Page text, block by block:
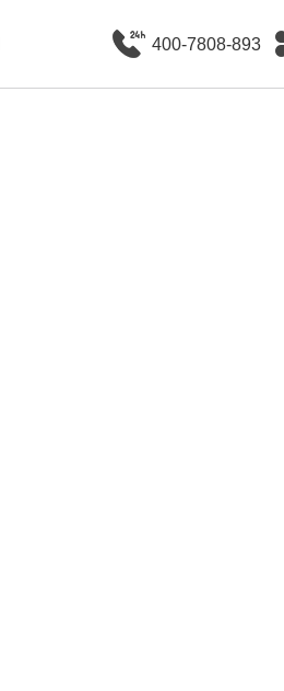
400-7808-893